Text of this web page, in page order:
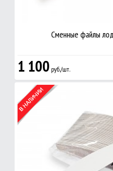
Сменные файлы
1 100 руб./шт.